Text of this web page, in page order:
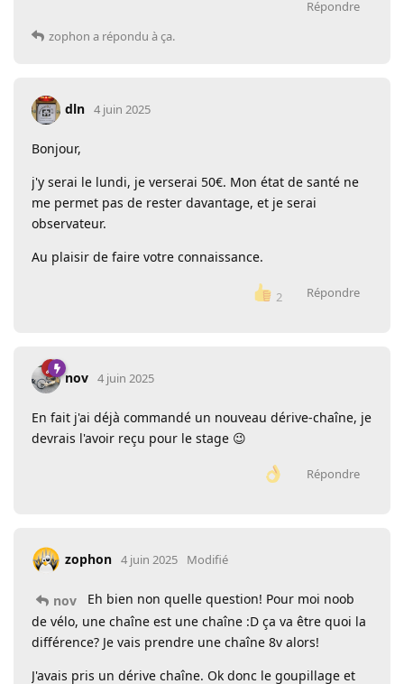
Répondre
zophon a répondu à ça.
dln 4 juin 2025
Bonjour,
j'y serai le lundi, je verserai 50€. Mon état de santé ne
me permet pas de rester davantage, et je serai
observateur.
Au plaisir de faire votre connaissance.
2 Répondre
nov 4 juin 2025
En fait j'ai déjà commandé un nouveau dérive-chaîne, je
devrais l'avoir reçu pour le stage 😉
Répondre
zophon 4 juin 2025 Modifié
nov
Eh bien non quelle question! Pour moi noob
de vélo, une chaîne est une chaîne :D ça va être quoi la
différence? Je vais prendre une chaîne 8v alors!
J'avais pris un dérive chaîne. Ok donc le goupillage et